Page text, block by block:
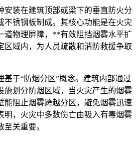
装在建筑顶部或梁下的垂直防火分
不锈钢板制成。其核心功能是在火灾
道物理屏障，**有效阻挡烟雾水平扩
域内，为人员疏散和消防救援争取
于“防烟分区”概念。建筑内部通过
施划分防烟区域，当火灾产生的烟雾
能阻止烟雾跨越分区，避免烟雾迅速
明，火灾中多数伤亡由吸入有毒烟雾
关重要。